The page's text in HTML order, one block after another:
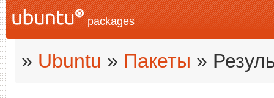
packages
» Ubuntu » Пакеты »